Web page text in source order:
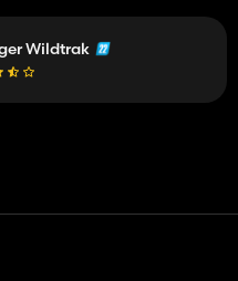
Wildtrak